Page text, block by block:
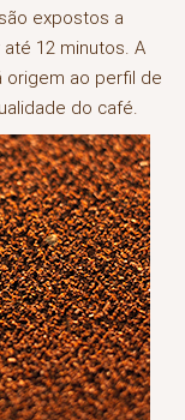
expostos a
12 minutos. A
ao perfil de
do café.